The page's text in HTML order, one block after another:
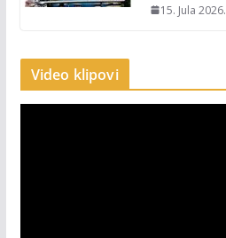
15. Jula 2026.
Video klipovi